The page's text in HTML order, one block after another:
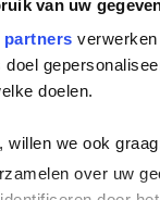
van uw
partners
doelen.
willen we ook
over uw